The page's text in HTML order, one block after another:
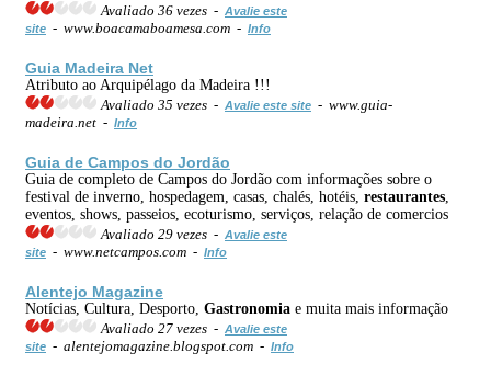
Avaliado 36 vezes - Avalie este
site - www.boacamaboamesa.com - Info
Guia Madeira Net
Atributo ao Arquipélago da Madeira !!!
Avaliado 35 vezes - Avalie este site - www.guia-
madeira.net - Info
Guia de Campos do Jordão
Guia de completo de Campos do Jordão com informações sobre o
festival de inverno, hospedagem, casas, chalés, hotéis, restaurantes
eventos, shows, passeios, ecoturismo, serviços, relação de comercios
Avaliado 29 vezes - Avalie este
site - www.netcampos.com - Info
Alentejo Magazine
Notícias, Cultura, Desporto, Gastronomia e muita mais informação
Avaliado 27 vezes - Avalie este
site - alentejomagazine.blogspot.com - Info